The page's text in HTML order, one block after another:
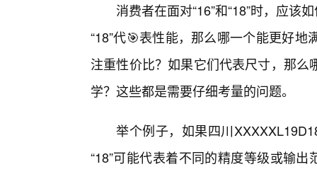
消费者在面对“16”和“18”时，应该
“18”代🎯表性能，那么哪一个能更好
注重性价比？如果它们代表尺寸，那
学？这些都是需要仔细考量的问题。
举个例子，如果四川
“18”可能代表着不同的精度等级或输